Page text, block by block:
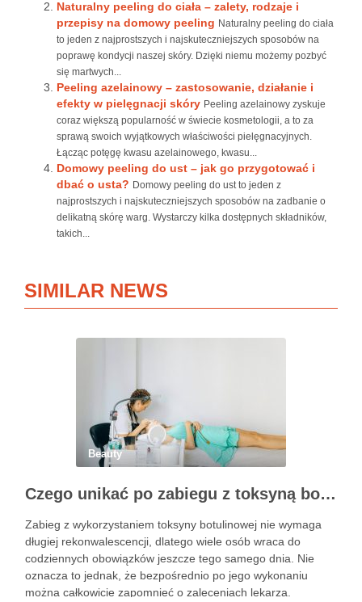
Naturalny peeling do ciała – zalety, rodzaje i
przepisy na domowy peeling Naturalny peeling do ciała
to jeden z najprostszych i najskuteczniejszych sposobów na
poprawę kondycji naszej skóry. Dzięki niemu możemy pozbyć
się martwych...
Peeling azelainowy – zastosowanie, działanie i
efekty w pielęgnacji skóry Peeling azelainowy zyskuje
coraz większą popularność w świecie kosmetologii, a to za
sprawą swoich wyjątkowych właściwości pielęgnacyjnych.
Łącząc potęgę kwasu azelainowego, kwasu...
Domowy peeling do ust – jak go przygotować i
dbać o usta? Domowy peeling do ust to jeden z
najprostszych i najskuteczniejszych sposobów na zadbanie o
delikatną skórę warg. Wystarczy kilka dostępnych składników,
takich...
SIMILAR NEWS
Beauty
Czego unikać po zabiegu z toksyną botulinową?
Zabieg z wykorzystaniem toksyny botulinowej nie wymaga
długiej rekonwalescencji, dlatego wiele osób wraca do
codziennych obowiązków jeszcze tego samego dnia. Nie
oznacza to jednak, że bezpośrednio po jego wykonaniu
można całkowicie zapomnieć o zaleceniach lekarza.